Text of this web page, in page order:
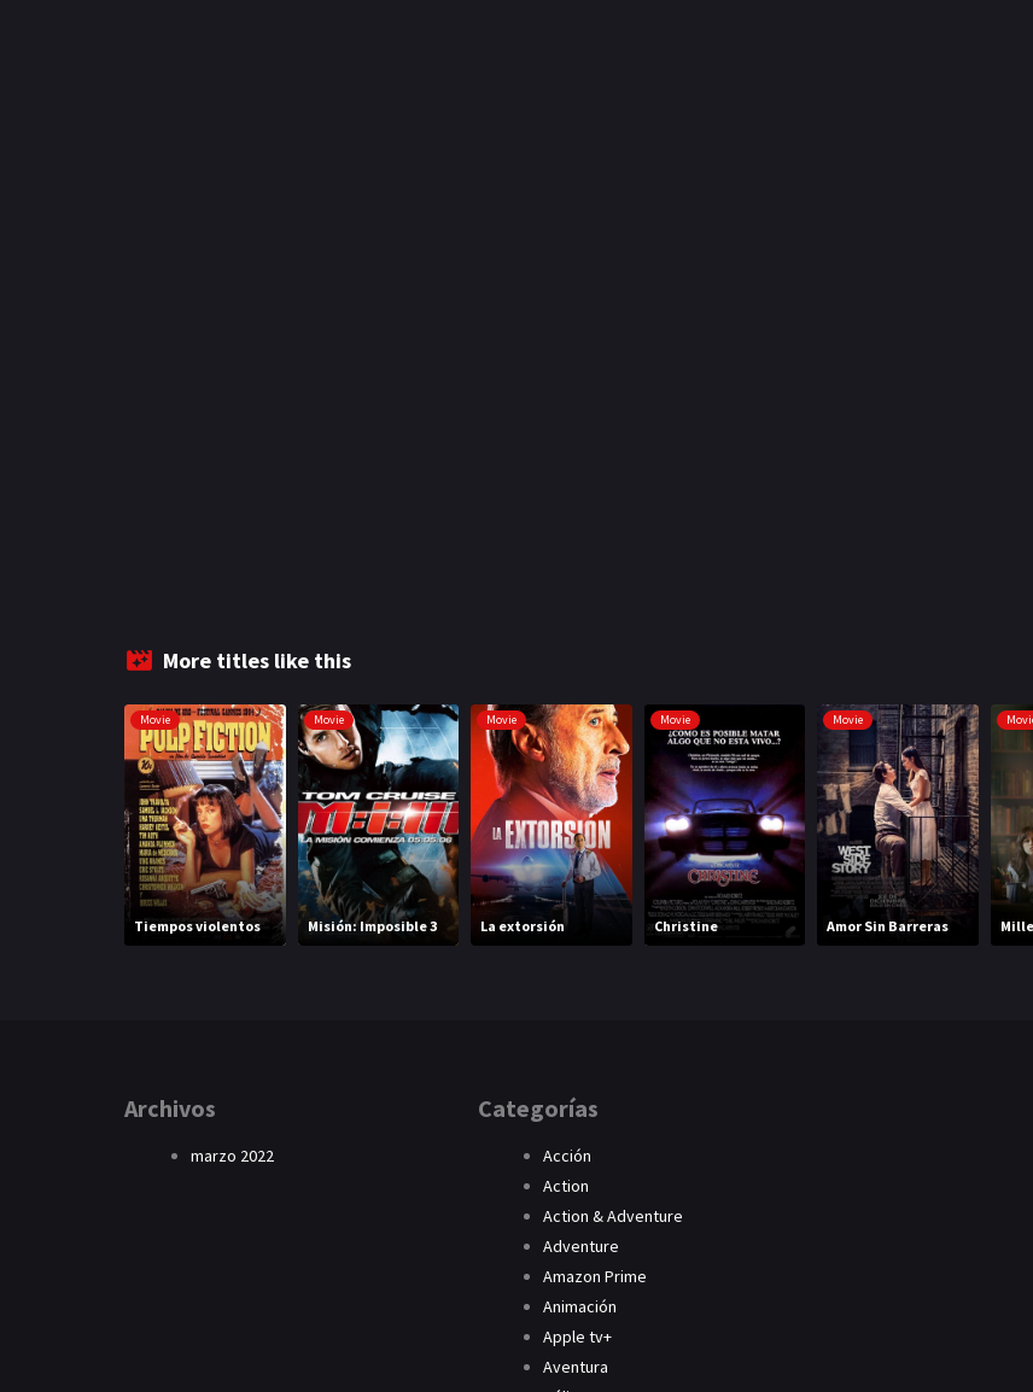
More titles like this
Movie
Tiempos violentos
Movie
Misión: Imposible 3
Movie
La extorsión
Movie
Christine
Movie
Amor Sin Barreras
Archivos
marzo 2022
Categorías
Acción
Action
Action & Adventure
Adventure
Amazon Prime
Animación
Apple tv+
Aventura